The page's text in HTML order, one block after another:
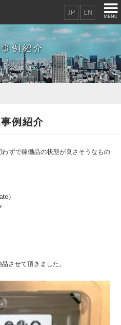
MENU
JP EN
例紹介
例紹介
ずで稼働品の状態が良さそうなもの
）
させて頂きました。